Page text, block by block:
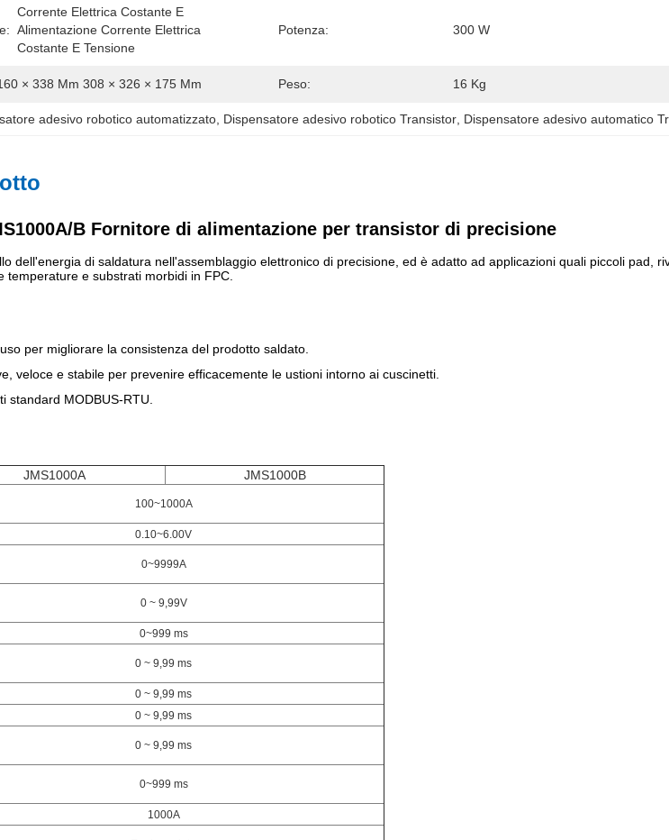
Corrente Elettrica Costante E
Alimentazione Corrente Elettrica
Costante E Tensione
Potenza: 300 W
× 338 Mm 308 × 326 × 175 Mm Peso: 16 Kg
adesivo robotico automatizzato Dispensatore adesivo robotico Transistor Dispensatore adesivo automatico
B Fornitore di alimentazione per transistor di precisione
dell'energia di saldatura nell'assemblaggio elettronico di precisione, ed è adatto ad applicazioni quali piccoli pad,
e substrati morbidi in FPC.
per migliorare la consistenza del prodotto saldato.
veloce e stabile per prevenire efficacemente le ustioni intorno ai cuscinetti.
standard MODBUS-RTU.
JMS1000A JMS1000B
100~1000A
0.10~6.00V
0~9999A
0 ~ 9,99V
0~999 ms
0 ~ 9,99 ms
0 ~ 9,99 ms
0 ~ 9,99 ms
0 ~ 9,99 ms
0~999 ms
1000A